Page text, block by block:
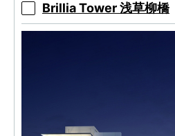
Brillia Tower 浅草柳橋